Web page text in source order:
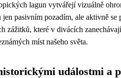
lagun vytvářejí vizuálně
jen pasivním pozadím, ale aktivně
zážitků, které v divácích
míst našeho světa.
událostmi a